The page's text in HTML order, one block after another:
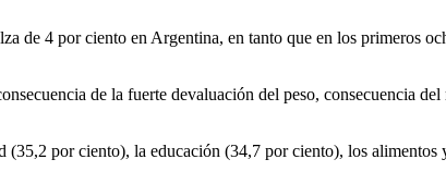
4 por ciento en Argentina, en tanto que en los primeros
de la fuerte devaluación del peso, consecuencia
por ciento), la educación (34,7 por ciento), los